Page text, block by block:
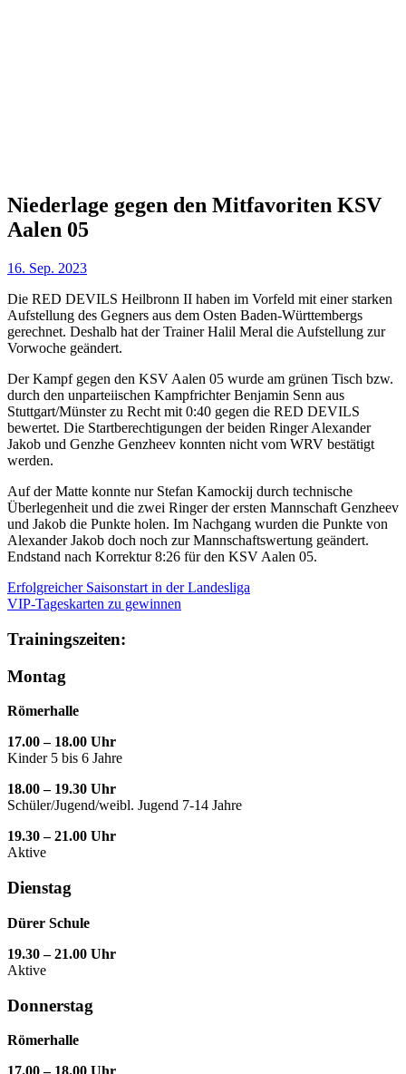
Niederlage gegen den Mitfavoriten KSV
Aalen 05
16. Sep. 2023
Die RED DEVILS Heilbronn II haben im Vorfeld mit einer starken
Aufstellung des Gegners aus dem Osten Baden-Württembergs
gerechnet. Deshalb hat der Trainer Halil Meral die Aufstellung zur
Vorwoche geändert.
Der Kampf gegen den KSV Aalen 05 wurde am grünen Tisch bzw.
durch den unparteiischen Kampfrichter Benjamin Senn aus
Stuttgart/Münster zu Recht mit 0:40 gegen die RED DEVILS
bewertet. Die Startberechtigungen der beiden Ringer Alexander
Jakob und Genzhe Genzheev konnten nicht vom WRV bestätigt
werden.
Auf der Matte konnte nur Stefan Kamockij durch technische
Überlegenheit und die zwei Ringer der ersten Mannschaft Genzheev
und Jakob die Punkte holen. Im Nachgang wurden die Punkte von
Alexander Jakob doch noch zur Mannschaftswertung geändert.
Endstand nach Korrektur 8:26 für den KSV Aalen 05.
Erfolgreicher Saisonstart in der Landesliga
VIP-Tageskarten zu gewinnen
Trainingszeiten:
Montag
Römerhalle
17.00 – 18.00 Uhr
Kinder 5 bis 6 Jahre
18.00 – 19.30 Uhr
Schüler/Jugend/weibl. Jugend 7-14 Jahre
19.30 – 21.00 Uhr
Aktive
Dienstag
Dürer Schule
19.30 – 21.00 Uhr
Aktive
Donnerstag
Römerhalle